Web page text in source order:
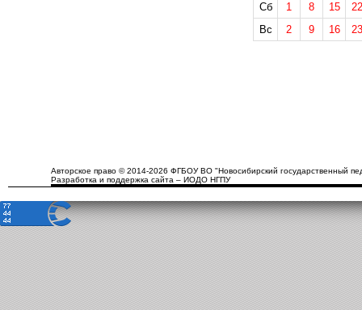
Сб
1 8 15
22
Вс
2 9 16 23
Авторское право © 2014-2026 ФГБОУ ВО "Новосибирский государственный
Разработка и поддержка сайта – ИОДО НГПУ